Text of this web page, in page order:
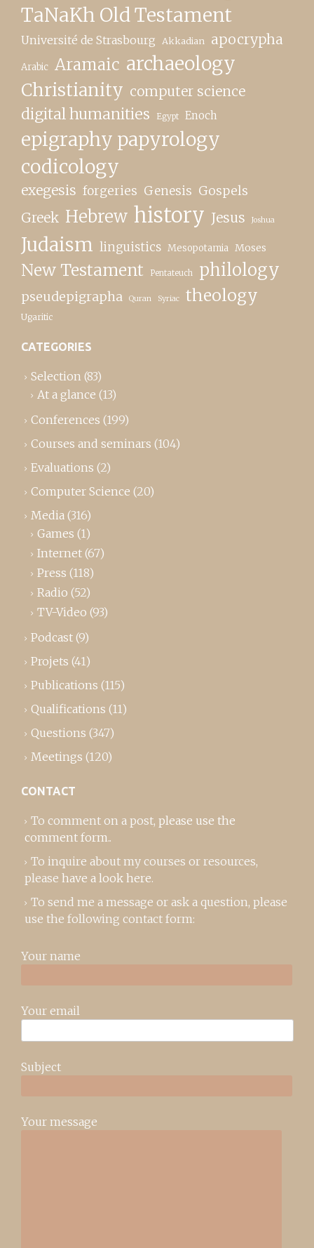
TaNaKh Old Testament
Université de Strasbourg Akkadian apocrypha
Arabic Aramaic archaeology
Christianity computer science
digital humanities Egypt Enoch
epigraphy papyrology
codicology
exegesis forgeries Genesis Gospels
Greek Hebrew history Jesus Joshua
Judaism linguistics Mesopotamia Moses
New Testament Pentateuch philology
pseudepigrapha Quran Syriac theology
Ugaritic
CATEGORIES
Selection (83)
At a glance (13)
Conferences (199)
Courses and seminars (104)
Evaluations (2)
Computer Science (20)
Media (316)
Games (1)
Internet (67)
Press (118)
Radio (52)
TV-Video (93)
Podcast (9)
Projets (41)
Publications (115)
Qualifications (11)
Questions (347)
Meetings (120)
CONTACT
To comment on a post, please use the
comment form..
To inquire about my courses or resources,
please have a look here.
To send me a message or ask a question, please
use the following contact form:
Your name
Your email
Subject
Your message